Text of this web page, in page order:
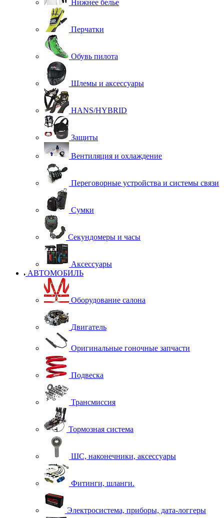
Нижнее белье
Перчатки
Обувь пилота
Шлемы и аксессуары
HANS/HYBRID
Защиты
Вентиляция и охлаждение
Переговорные устройства и системы связи
Сумки
Секундомеры и часы
Аксессуары
АВТОМОБИЛЬ
Оборудование салона
Двигатель
Оригинальные гоночные запчасти
Подвеска
Трансмиссия
Тормозная система
ШС, наконечники, аксессуары
Фитинги, шланги.
Электросистема, приборы, дата-логгеры